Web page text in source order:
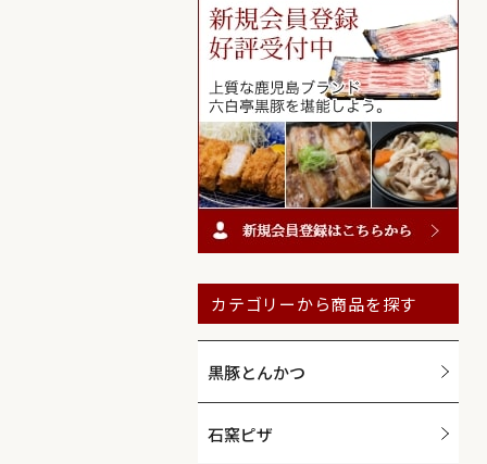
カテゴリーから商品を探す
黒豚とんかつ
石窯ピザ